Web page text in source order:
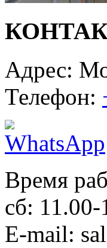
Адрес:
Телефон:
Время
сб:
E-mail: